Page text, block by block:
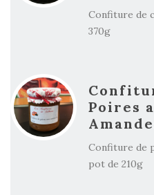
Confiture de
370g
Poires
Confiture de
pot de 210g